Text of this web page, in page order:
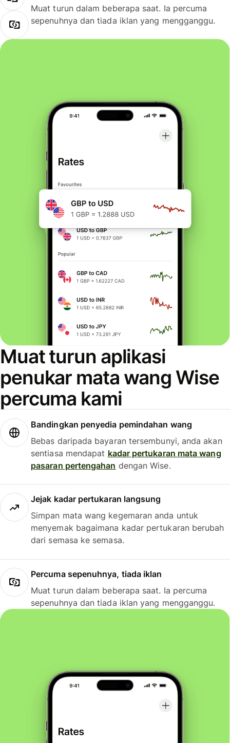
Muat turun dalam beberapa saat. Ia percuma
sepenuhnya dan tiada iklan yang mengganggu.
Muat turun aplikasi
penukar mata wang Wise
percuma kami
Bandingkan penyedia pemindahan wang
Bebas daripada bayaran tersembunyi, anda akan
sentiasa mendapat kadar pertukaran mata wang
pasaran pertengahan dengan Wise.
Jejak kadar pertukaran langsung
Simpan mata wang kegemaran anda untuk
menyemak bagaimana kadar pertukaran berubah
dari semasa ke semasa.
Percuma sepenuhnya, tiada iklan
Muat turun dalam beberapa saat. Ia percuma
sepenuhnya dan tiada iklan yang mengganggu.